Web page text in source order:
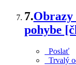
7.Obrazy
pohybe
Poslať
Trvalý